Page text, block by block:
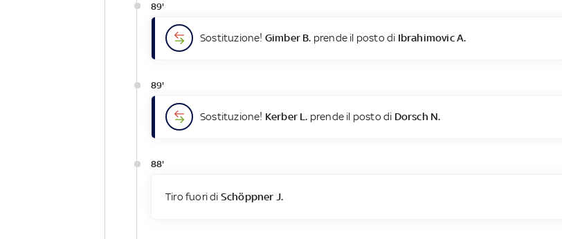
89'
Sostituzione! Gimber B. prende il posto di Ibrahimovic A.
89'
Sostituzione! Kerber L. prende il posto di Dorsch N.
88'
Tiro fuori di Schöppner J.